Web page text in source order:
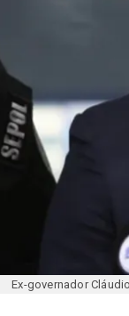
Ex-governador